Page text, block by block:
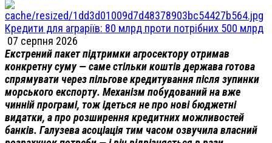
Кредити для аграріїв: 80 млрд проти потрібних 500 млрд
07 серпня 2026
Екстрений пакет підтримки агросектору отримав
конкретну суму — саме стільки коштів держава готова
спрямувати через пільгове кредитування після зупинки
морського експорту. Механізм побудований на вже
чинній програмі, тож ідеться не про нові бюджетні
видатки, а про розширення кредитних можливостей
банків. Галузева асоціація тим часом озвучила власний